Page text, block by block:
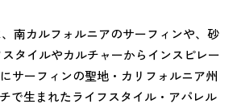
、南カルフォルニアのサーフィンや、砂
タイルやカルチャーからインスピレー
サーフィンの聖地・カリフォルニア州
で生まれたライフスタイル・アパレル